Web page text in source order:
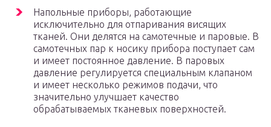
Напольные приборы, работающие
исключительно для отпаривания висящих
тканей. Они делятся на самотечные и паровые. В
самотечных пар к носику прибора поступает сам
и имеет постоянное давление. В паровых
давление регулируется специальным клапаном
и имеет несколько режимов подачи, что
значительно улучшает качество
обрабатываемых тканевых поверхностей.